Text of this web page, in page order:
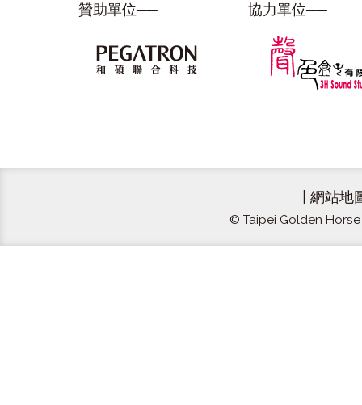
贊助單位── 協力單位──
網站地
© Taipei Golden